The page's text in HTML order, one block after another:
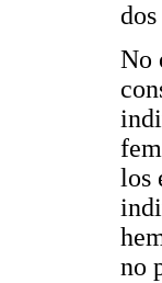
No
los
no